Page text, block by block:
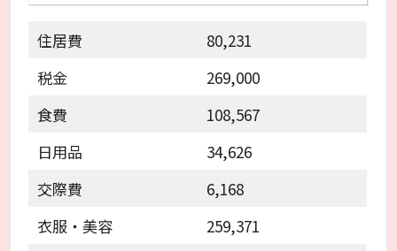
住居費
80,231
税金
269,000
食費
108,567
日用品
34,626
交際費
6,168
衣服・美容
259,371